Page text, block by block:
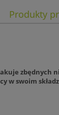
Produkty
w swoim